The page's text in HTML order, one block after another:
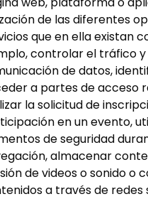
de las diferentes
que en ella existan
controlar el tráfico y
de datos,
a partes de acceso
la solicitud de
en un evento,
de seguridad
almacenar
de videos o sonido o
a través de redes